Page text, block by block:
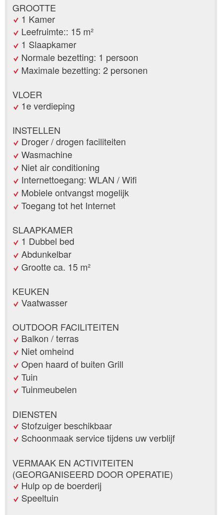
GROOTTE
1 Kamer
Leefruimte:: 15 m²
1 Slaapkamer
Normale bezetting: 1 persoon
Maximale bezetting: 2 personen
VLOER
1e verdieping
INSTELLEN
Droger / drogen faciliteiten
Wasmachine
Niet air conditioning
Internettoegang: WLAN / Wifi
Mobiele ontvangst mogelijk
Toegang tot het Internet
SLAAPKAMER
1 Dubbel bed
Abdunkelbar
Grootte ca. 15 m²
KEUKEN
Vaatwasser
OUTDOOR FACILITEITEN
Balkon / terras
Niet omheind
Open haard of buiten Grill
Tuin
Tuinmeubelen
DIENSTEN
Stofzuiger beschikbaar
Schoonmaak service tijdens uw verblijf
VERMAAK EN ACTIVITEITEN
(GEORGANISEERD DOOR OPERATIE)
Hulp op de boerderij
Speeltuin